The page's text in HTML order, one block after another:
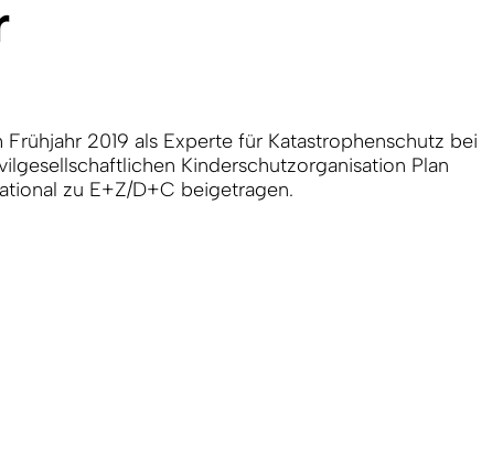
Frühjahr 2019 als Experte für Katastrophenschutz bei
Kinderschutzorganisation Plan
zu E+Z/D+C beigetragen.